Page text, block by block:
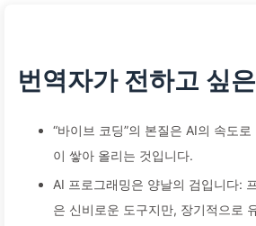
번역자가 전하고 싶
“바이브 코딩”의 본질은 AI의 속도
이 쌓아 올리는 것입니다.
AI 프로그래밍은 양날의 검입니다:
은 신비로운 도구지만, 장기적으로